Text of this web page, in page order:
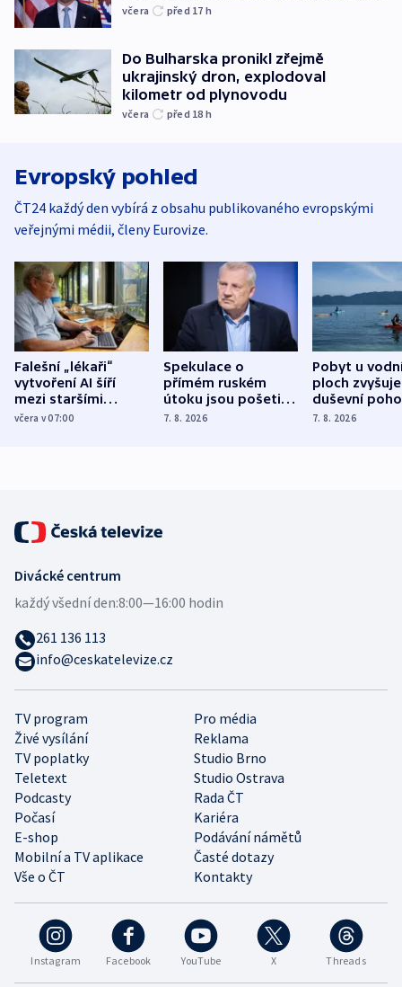
včera před 17 h
Do Bulharska pronikl zřejmě
ukrajinský dron, explodoval
kilometr od plynovodu
včera před 18 h
Evropský pohled
ČT24 každý den vybírá z obsahu publikovaného evropskými
veřejnými médii, členy Eurovize.
Falešní „lékaři“
vytvoření AI šíří
mezi staršími
Poláky nebezpečné
včera v 07:00
Spekulace o
přímém ruském
útoku jsou pošetilé,
míní estonský
7. 8. 2026
Pobyt u
ploch zvyšuje
duševní
ukázala
7. 8. 2026
Instagram Facebook YouTube X Threads
TV program
Pro média
Živé vysílání
Reklama
TV poplatky
Studio Brno
Teletext
Studio Ostrava
Podcasty
Rada ČT
Počasí
Kariéra
E-shop
Podávání námětů
Mobilní a TV aplikace
Časté dotazy
Vše o ČT
Kontakty
Divácké centrum
každý všední den:8:00—16:00 hodin
261 136 113
info@ceskatelevize.cz